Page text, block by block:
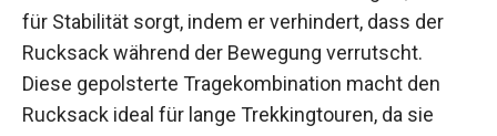
für Stabilität sorgt, indem er verhindert, dass der
Rucksack während der Bewegung verrutscht.
Diese gepolsterte Tragekombination macht den
Rucksack ideal für lange Trekkingtouren, da sie